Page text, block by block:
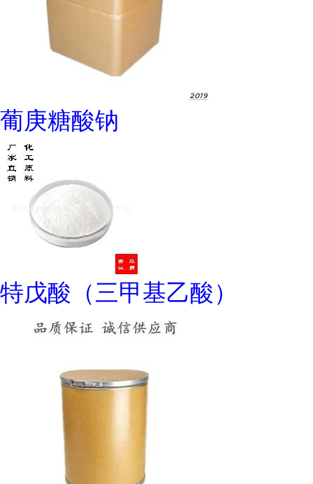
葡庚糖酸钠
特戊酸（三甲基乙酸）